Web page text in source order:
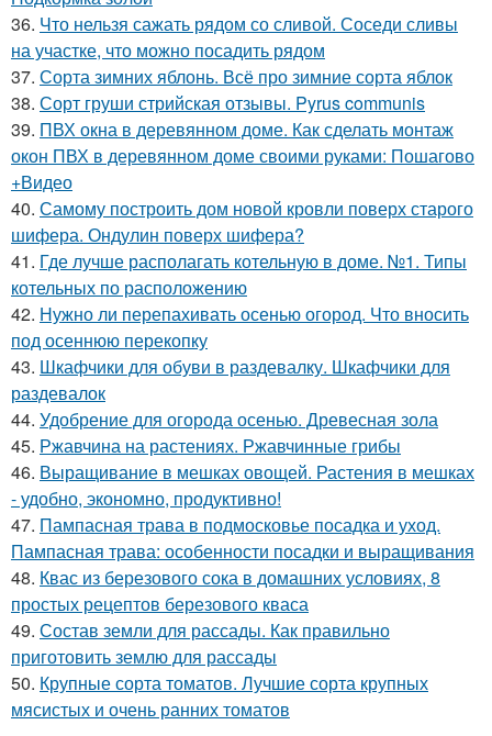
36. Что нельзя сажать рядом со сливой. Соседи сливы
на участке, что можно посадить рядом
37. Сорта зимних яблонь. Всё про зимние сорта яблок
38. Сорт груши стрийская отзывы. Pyrus communis
39. ПВХ окна в деревянном доме. Как сделать монтаж
окон ПВХ в деревянном доме своими руками: Пошагово
+Видео
40. Самому построить дом новой кровли поверх старого
шифера. Ондулин поверх шифера?
41. Где лучше располагать котельную в доме. №1. Типы
котельных по расположению
42. Нужно ли перепахивать осенью огород. Что вносить
под осеннюю перекопку
43. Шкафчики для обуви в раздевалку. Шкафчики для
раздевалок
44. Удобрение для огорода осенью. Древесная зола
45. Ржавчина на растениях. Ржавчинные грибы
46. Выращивание в мешках овощей. Растения в мешках
- удобно, экономно, продуктивно!
47. Пампасная трава в подмосковье посадка и уход.
Пампасная трава: особенности посадки и выращивания
48. Квас из березового сока в домашних условиях, 8
простых рецептов березового кваса
49. Состав земли для рассады. Как правильно
приготовить землю для рассады
50. Крупные сорта томатов. Лучшие сорта крупных
мясистых и очень ранних томатов